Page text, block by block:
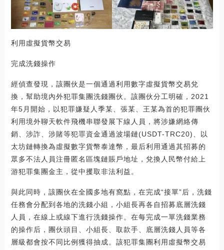
利用虛擬貨幣交易
完成洗錢操作
經偵查發現，該團伙是一個通過利用數字虛擬貨幣交易兌
換，幫助境內外犯罪集團洗錢團伙。該團伙分工明確，2021
年5月開始，以犯罪嫌疑人季某、張某、王某為首的犯罪團伙
利用境外聊天軟件飛機串聯發展下線人員，將涉嫌網絡傳
銷、涉詐、涉賭等犯罪資金通過波場鏈(USDT-TRC20)、以
太坊鏈轉換為虛擬數字貨幣泰達幣，最后利用通過其招募的
眾多不法人員注冊匿名區塊鏈賬戶地址，兌換人民幣付給上
游犯罪集團金主，從中攫取非法利益。
與此同時，該團伙在全國多地有窩點，在完成“接單”后，洗錢
任務會分配到各地的洗錢小組，小組長再各自招募底層洗錢
人員，在線上或線下進行洗錢操作。在每完成一單洗錢業務
的操作后，團伙頭目、小組長、取款手、底層洗錢人員等各
層級都會按不同比例獲得抽成。該犯罪集團利用虛擬幣交易